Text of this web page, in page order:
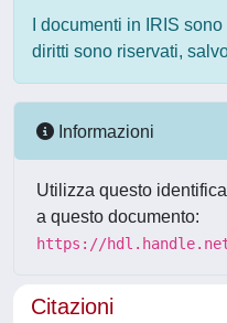
I documenti in IRIS
diritti sono riservati,
Informazioni
Utilizza questo
a questo documento:
https://hdl.handle.net/
Citazioni